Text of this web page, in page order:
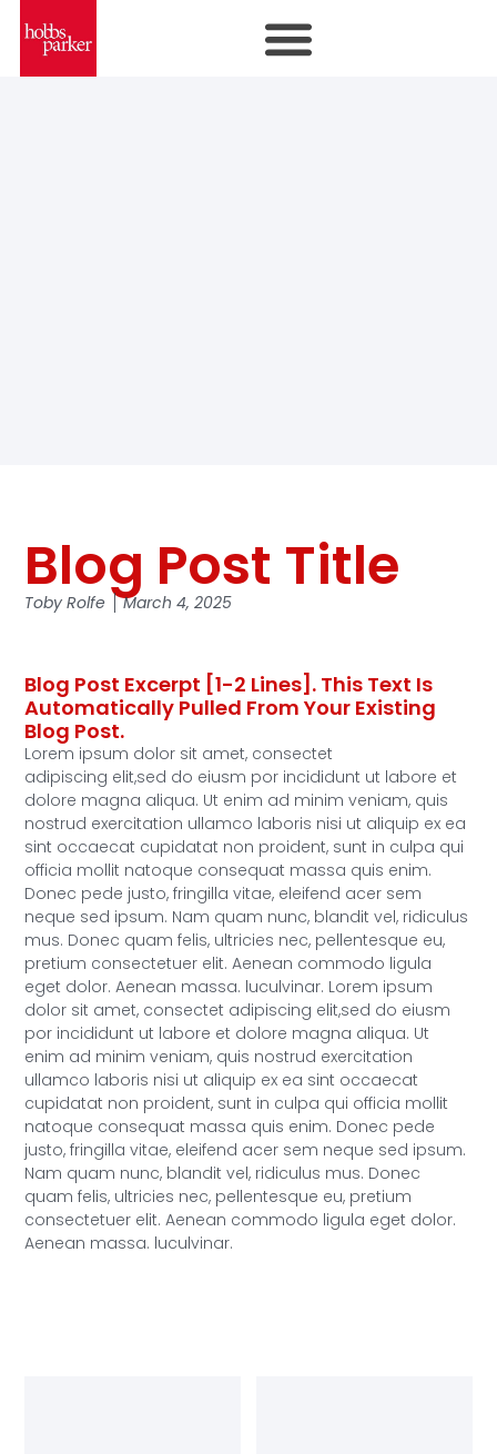
Blog Post Title
Toby Rolfe March 4, 2025
Blog Post Excerpt [1-2 Lines]. This Text Is
Automatically Pulled From Your Existing
Blog Post.
Lorem ipsum dolor sit amet, consectet
adipiscing elit,sed do eiusm por incididunt ut labore et
dolore magna aliqua. Ut enim ad minim veniam, quis
nostrud exercitation ullamco laboris nisi ut aliquip ex ea
sint occaecat cupidatat non proident, sunt in culpa qui
officia mollit natoque consequat massa quis enim.
Donec pede justo, fringilla vitae, eleifend acer sem
neque sed ipsum. Nam quam nunc, blandit vel, ridiculus
mus. Donec quam felis, ultricies nec, pellentesque eu,
pretium consectetuer elit. Aenean commodo ligula
eget dolor. Aenean massa. luculvinar. Lorem ipsum
dolor sit amet, consectet adipiscing elit,sed do eiusm
por incididunt ut labore et dolore magna aliqua. Ut
enim ad minim veniam, quis nostrud exercitation
ullamco laboris nisi ut aliquip ex ea sint occaecat
cupidatat non proident, sunt in culpa qui officia mollit
natoque consequat massa quis enim. Donec pede
justo, fringilla vitae, eleifend acer sem neque sed ipsum.
Nam quam nunc, blandit vel, ridiculus mus. Donec
quam felis, ultricies nec, pellentesque eu, pretium
consectetuer elit. Aenean commodo ligula eget dolor.
Aenean massa. luculvinar.